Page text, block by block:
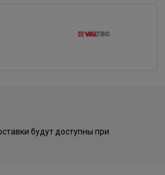
будут доступны при